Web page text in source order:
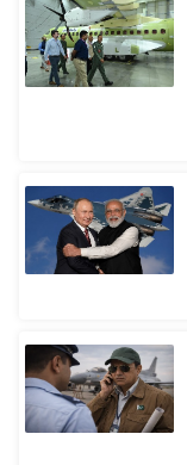
ष्ट्री
य
बि
उ
द्यो
ग
त
वि
शे